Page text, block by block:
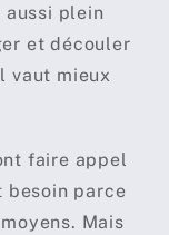
aussi plein
et découler
vaut mieux
faire appel
besoin parce
Mais